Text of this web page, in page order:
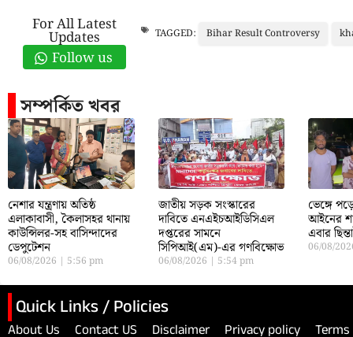
For All Latest
Updates
Follow us
TAGGED: Bihar Result Controversy
সম্পর্কিত খবর
নেশার যন্ত্রণায় অতিষ্ঠ
এলাকাবাসী, কৈলাসহর থানায়
কাউন্সিলর-সহ বাসিন্দাদের
ডেপুটেশন
06/08/2026 5:56 pm
জাতীয় সড়ক সংস্কারের
দাবিতে এনএইচআইডিসিএল
দপ্তরের সামনে
সিপিআই(এম)-এর গণবিক্ষোভ
06/08/2026 5:54 pm
ভেঙ্গে
আইনের
এবার
06/08/
Quick Links / Policies
About Us Contact US Disclaimer Privacy policy